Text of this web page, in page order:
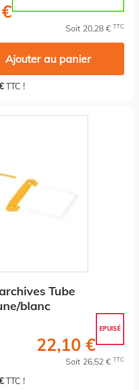
Soit 20,28 € TTC
Ajouter au panier
TTC !
Tube
blanc
EPUISÉ
22,10 €
Soit 26,52 € TTC
TTC !